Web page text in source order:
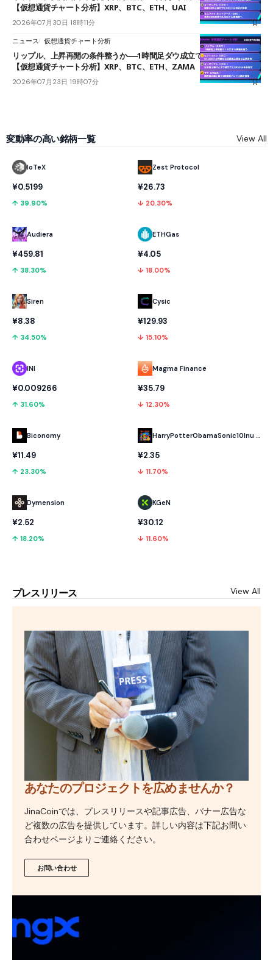
【仮想通貨チャート分析】XRP、BTC、ETH、UAI
2026年07月30日 18時11分
ニュース 仮想通貨チャート分析
リップル、上昇再開の条件整うか──1時間足ダウ成立で1.185ドルを狙う
【仮想通貨チャート分析】XRP、BTC、ETH、ZAMA
2026年07月23日 19時07分
変動率の高い銘柄一覧 View All
IoTeX
¥0.5199
↑ 39.90%
Audiera
¥459.81
↑ 38.30%
Siren
¥8.38
↑ 34.50%
INI
¥0.009266
↑ 31.60%
Biconomy
¥11.49
↑ 23.30%
Dymension
¥2.52
↑ 18.20%
Zest Protocol
¥26.73
↓ 20.30%
ETHGas
¥4.05
↓ 18.00%
Cysic
¥129.93
↓ 15.10%
Magma Finance
¥35.79
↓ 12.30%
HarryPotterObamaSonic10Inu (ETH)
¥2.35
↓ 11.70%
KGeN
¥30.12
↓ 11.60%
プレスリリース View All
あなたのプロジェクトを広めませんか？
JinaCoinでは、プレスリリースや記事広告、バナー広告な
ど複数の広告を提供しています。詳しい内容は下記お問い
合わせページよりご連絡ください。
お問い合わせ